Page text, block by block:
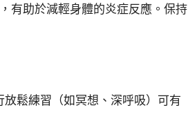
有助於減輕身體的炎症反應。保持
鬆練習（如冥想、深呼吸）可有